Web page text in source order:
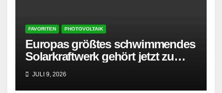
FAVORITEN PHOTOVOLTAIK
Europas größtes schwimmendes
Solarkraftwerk gehört jetzt zu
AMPYR
JULI 9, 2026